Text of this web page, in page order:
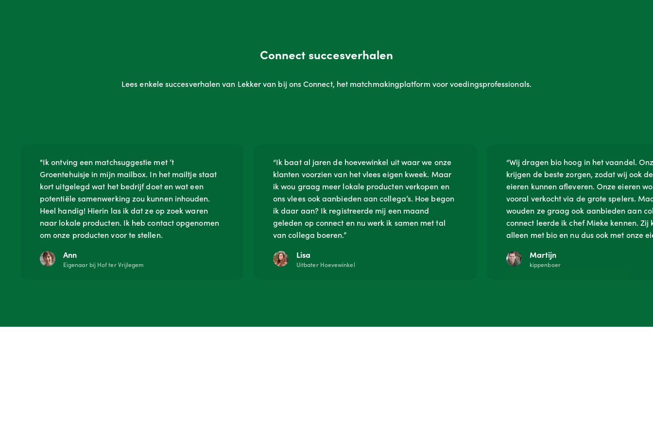
Connect succesverhalen
Lees enkele succesverhalen van Lekker van bij ons Connect, het matchmakingplatform voor voedingsprofessionals.
"Ik ontving een matchsuggestie met ’t
Groentehuisje in mijn mailbox. In het mailtje staat
kort uitgelegd wat het bedrijf doet en wat een
potentiële samenwerking zou kunnen inhouden.
Heel handig! Hierin las ik dat ze op zoek waren
naar lokale producten. Ik heb contact opgenomen
om onze producten voor te stellen.
Ann
Eigenaar bij Hof ter Vrijlegem
“Ik baat al jaren de hoevewinkel uit waar we onze
klanten voorzien van het vlees eigen kweek. Maar
ik wou graag meer lokale producten verkopen en
ons vlees ook aanbieden aan collega’s. Hoe begon
ik daar aan? Ik registreerde mij een maand
geleden op connect en nu werk ik samen met tal
van collega boeren.”
Lisa
Uitbater Hoevewinkel
“Wij dragen bio hoog in het vaandel.
krijgen de beste zorgen, zodat wij ook
eieren kunnen afleveren. Onze eieren
vooral verkocht via de grote spelers.
wouden ze graag ook aanbieden aan
connect leerde ik chef Mieke kennen. Zij
alleen met bio en nu dus ook met onze
Martijn
kippenboer